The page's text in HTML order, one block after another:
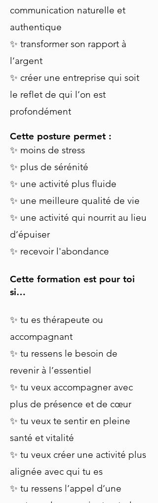
communication naturelle et
authentique
✨ transformer son rapport à
l’argent
✨ créer une entreprise qui soit
le reflet de qui l’on est
profondément
Cette posture permet :
✨ moins de stress
✨ plus de sérénité
✨ une activité plus fluide
✨ une meilleure qualité de vie
✨ une activité qui nourrit au lieu
d’épuiser
✨ recevoir l'abondance
Cette formation est pour toi
si…
✨ tu es thérapeute ou
accompagnant
✨ tu ressens le besoin de
revenir à l’essentiel
✨ tu veux accompagner avec
plus de présence et de cœur
✨ tu veux te sentir en pleine
santé et vitalité
✨ tu veux créer une activité plus
alignée avec qui tu es
✨ tu ressens l’appel d’une